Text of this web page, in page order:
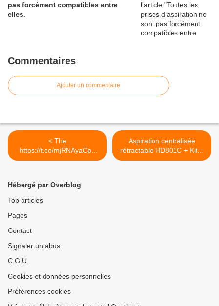
pas forcément compatibles entre
elles.
Commentaires
Ajouter un commentaire
< The
https://t.co/mjRNAyaCph
Daily est en ligne!...
Aspiration centralisée
rétractable HD801C + Kit...
>
Hébergé par Overblog
Top articles
Pages
Contact
Signaler un abus
C.G.U.
Cookies et données personnelles
Préférences cookies